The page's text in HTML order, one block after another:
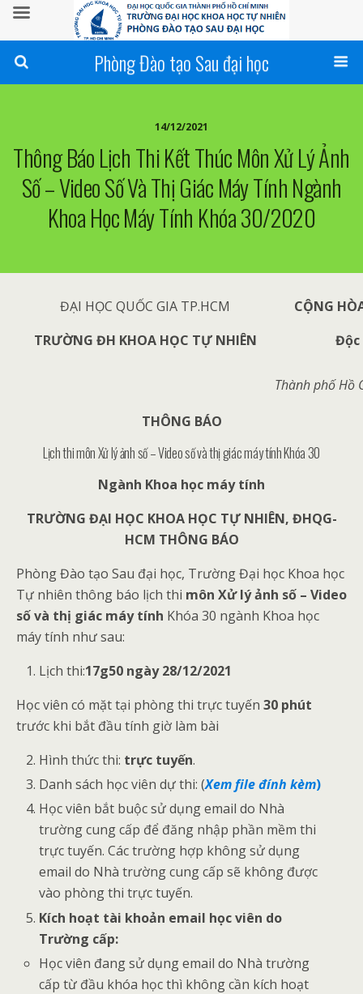
Phòng Đào tạo Sau đại học
14/12/2021
Thông Báo Lịch Thi Kết Thúc Môn Xử Lý Ảnh
Số – Video Số Và Thị Giác Máy Tính Ngành
Khoa Học Máy Tính Khóa 30/2020
ĐẠI HỌC QUỐC GIA TP.HCM
TRƯỜNG ĐH KHOA HỌC TỰ NHIÊN
CỘNG
Độc
Thành phốHồ
THÔNG BÁO
Lịch thi môn Xử lý ảnh số – Video số và thị giác máy tính Khóa 30
Ngành Khoa học máy tính
TRƯỜNG ĐẠI HỌC KHOA HỌC TỰ NHIÊN, ĐHQG-
HCM THÔNG BÁO
Phòng Đào tạo Sau đại học, Trường Đại học Khoa học
Tự nhiên thông báo lịch thi môn Xử lý ảnh số – Video
số và thị giác máy tính Khóa 30 ngành Khoa học
máy tính như sau:
Lịch thi:17g50 ngày 28/12/2021
Học viên có mặt tại phòng thi trực tuyến 30 phút
trước khi bắt đầu tính giờ làm bài
Hình thức thi: trực tuyến.
Danh sách học viên dự thi: (Xem file đính kèm)
Học viên bắt buộc sử dụng email do Nhà
trường cung cấp để đăng nhập phần mềm thi
trực tuyến. Các trường hợp không sử dụng
email do Nhà trường cung cấp sẽ không được
vào phòng thi trực tuyến.
Kích hoạt tài khoản email học viên do
Trường cấp:
Học viên đang sử dụng email do Nhà trường
cấp từ đầu khóa học thì không cần kích hoạt